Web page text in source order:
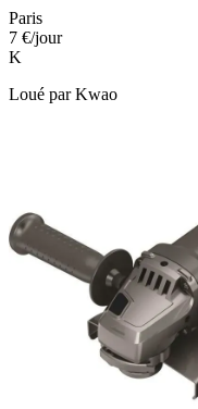
Paris
7 €/jour
K
Loué parKwao